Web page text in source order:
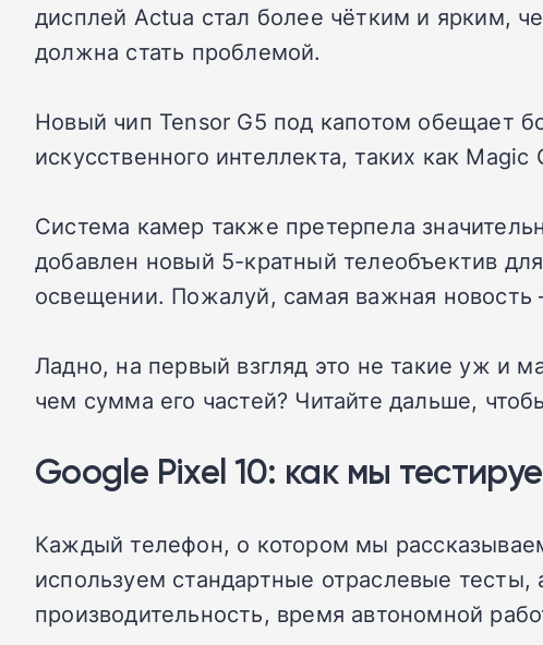
дисплей Actua стал более чётким и ярким,
должна стать проблемой.
Новый чип Tensor G5 под капотом обещает
искусственного интеллекта, таких как
Система камер также претерпела
добавлен новый 5-кратный телеобъектив
освещении. Пожалуй, самая важная новость
Ладно, на первый взгляд это не такие уж и
чем сумма его частей? Читайте дальше,
Google Pixel 10: как мы
Каждый телефон, о котором мы
используем стандартные отраслевые
производительность, время автономной